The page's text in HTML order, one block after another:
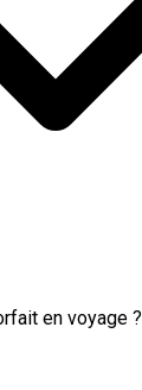
en voyage ?